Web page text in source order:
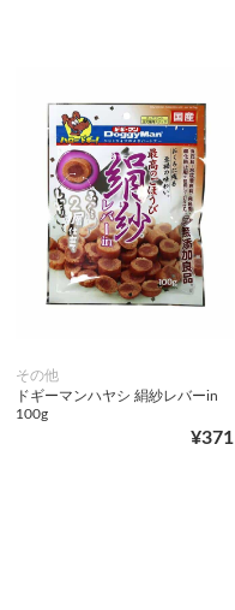
その他
ドギーマンハヤシ 絹紗レバーin
100g
¥371